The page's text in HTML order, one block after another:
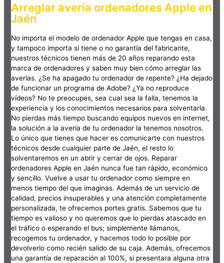
Arreglar avería ordenadores Apple en
Jaén
No importa el modelo de ordenador Apple que tengas en casa,
y tampoco importa si tiene o no garantía del fabricante,
nuestros técnicos tienen más de 20 años reparando esta
marca de ordenadores y saben muy bien cómo arreglar las
averías. ¿Se ha apagado tu ordenador de repente? ¿Ha dejado
de funcionar un programa de Adobe? ¿Ya no reproduce
vídeos? No te preocupes, sea cual sea la falla, tenemos la
experiencia y los conocimientos necesarios para solventarla.
No pierdas más tiempo buscando equipos nuevos en internet,
la solución a la avería de tu ordenador la tenemos nosotros.
Lo único que tienes que hacer es comunicarte con nuestros
técnicos desde cualquier parte de Jaén, el resto lo
solventaremos en un abrir y cerrar de ojos. Reparar
ordenadores Apple en Jaén nunca fue tan rápido, económico
y sencillo. Vuelve a usar tu ordenador como siempre en
menos tiempo del que imaginas. Además de un servicio de
calidad, precios insuperables y una atención completamente
personalizada, te ofrecemos portes gratis. Sabemos que tu
tiempo es valioso y no queremos que lo pierdas atascado en
el tráfico o esperando el bus; simplemente llámanos,
recogemos tu ordenador, y hacemos todo lo posible por
devolverlo como recién salido de su caja. Además, ofrecemos
una garantía de reparación al 100%, si presentara alguna otra